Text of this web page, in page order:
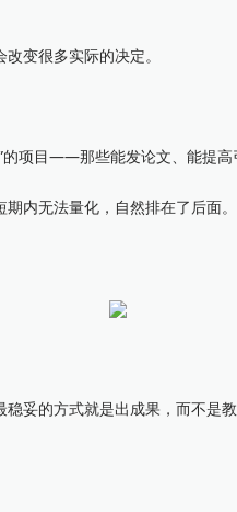
变很多实际的决定。
项目——那些能发论文、能提高
内无法量化，自然排在了后面。
的方式就是出成果，而不是教